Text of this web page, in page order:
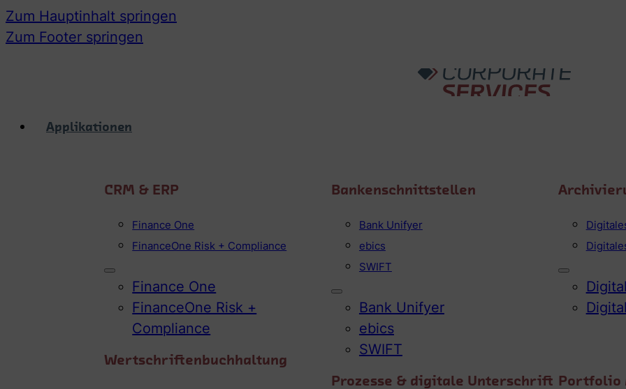
Zum Hauptinhalt springen
Zum Footer springen
Applikationen
CRM & ERP
Finance One
FinanceOne Risk + Compliance
Finance One
FinanceOne Risk +
Compliance
Wertschriftenbuchhaltung
Bankenschnittstellen
Bank Unifyer
ebics
SWIFT
Bank Unifyer
ebics
SWIFT
Prozesse & digitale Unterschrift Portfolio